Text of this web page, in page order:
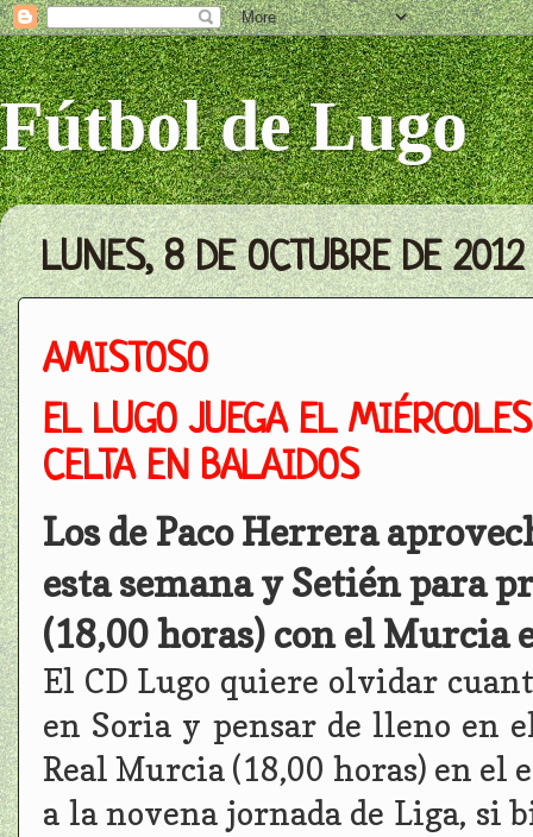
Fútbol de Lugo
LUNES, 8 DE OCTUBRE DE 2012
AMISTOSO
EL LUGO JUEGA EL
CELTA EN BALAIDOS
Los de Paco Herrera
esta semana y Setién para
(18,00 horas) con el Murcia
El CD Lugo quiere olvidar
en Soria y pensar de lleno en
Real Murcia (18,00 horas) en el
a la novena jornada de Liga, si